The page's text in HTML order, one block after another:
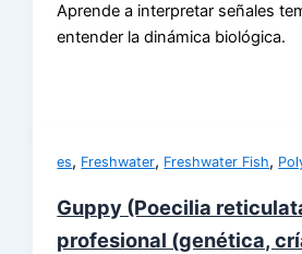
Aprende a interpretar señales
entender la dinámica biológica.
es, Freshwater, Freshwater Fish,
Guppy (Poecilia
profesional (genética,